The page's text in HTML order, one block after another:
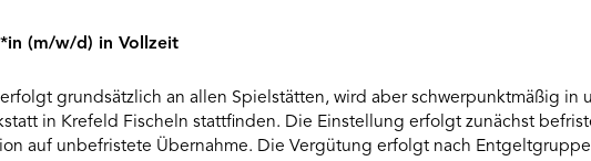
(m/w/d) in Vollzeit
erfolgt grundsätzlich an allen Spielstätten, wird aber schwerpunktmäßig in
in Krefeld Fischeln stattfinden. Die Einstellung erfolgt zunächst
auf unbefristete Übernahme. Die Vergütung erfolgt nach Entgeltgruppe